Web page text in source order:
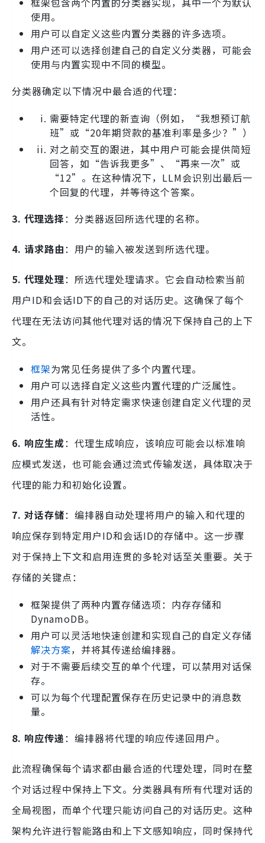
使用。
用户可以自定义这些内置分类器的许多选项。
用户还可以选择创建自己的自定义分类器，可能会
使用与内置实现中不同的模型。
分类器确定以下情况中最合适的代理：
需要特定代理的新查询（例如，“我想预订航
班”或“20年期贷款的基准利率是多少？”）
对之前交互的跟进，其中用户可能会提供简短
回答，如“告诉我更多”、“再来一次”或
“12”。在这种情况下，LLM会识别出最后一
个回复的代理，并等待这个答案。
3. 代理选择：分类器返回所选代理的名称。
4. 请求路由：用户的输入被发送到所选代理。
5. 代理处理：所选代理处理请求。它会自动检索当前
用户ID和会话ID下的自己的对话历史。这确保了每个
代理在无法访问其他代理对话的情况下保持自己的上下
文。
框架为常见任务提供了多个内置代理。
用户可以选择自定义这些内置代理的广泛属性。
用户还具有针对特定需求快速创建自定义代理的灵
活性。
6. 响应生成：代理生成响应，该响应可能会以标准响
应模式发送，也可能会通过流式传输发送，具体取决于
代理的能力和初始化设置。
7. 对话存储：编排器自动处理将用户的输入和代理的
响应保存到特定用户ID和会话ID的存储中。这一步骤
对于保持上下文和启用连贯的多轮对话至关重要。关于
存储的关键点：
框架提供了两种内置存储选项：内存存储和
DynamoDB。
用户可以灵活地快速创建和实现自己的自定义存储
解决方案，并将其传递给编排器。
对于不需要后续交互的单个代理，可以禁用对话保
存。
可以为每个代理配置保存在历史记录中的消息数
量。
8. 响应传递：编排器将代理的响应传递回用户。
此流程确保每个请求都由最合适的代理处理，同时在整
个对话过程中保持上下文。分类器具有所有代理对话的
全局视图，而单个代理只能访问自己的对话历史。这种
架构允许进行智能路由和上下文感知响应，同时保持代